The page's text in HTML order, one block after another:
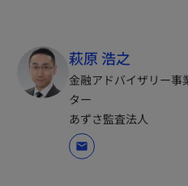
萩原 浩之
金融アドバイザリー
ター
あずさ監査法人
mail